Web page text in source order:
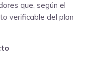
que, según el
verificable del plan